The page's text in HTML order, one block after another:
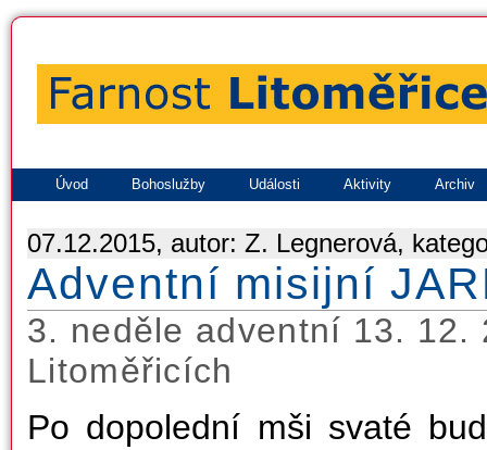
Úvod Bohoslužby Události Aktivity Archiv
07.12.2015, autor: Z. Legnerová,
Adventní misijní
3. neděle adventní 13. 12.
Litoměřicích
Po dopolední mši svaté